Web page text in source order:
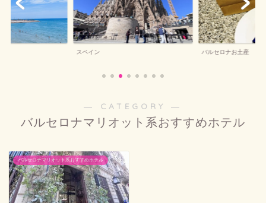
スペイン バルセロナお土産
― CATEGORY ―
バルセロナマリオット系おすすめホテル
バルセロナマリオット系おすすめホテル